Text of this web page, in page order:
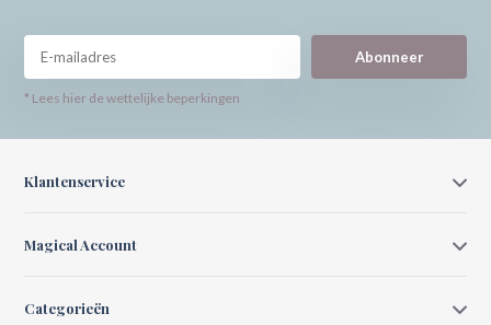
Abonneer
* Lees hier de wettelijke beperkingen
Klantenservice
Magical Account
Categorieën